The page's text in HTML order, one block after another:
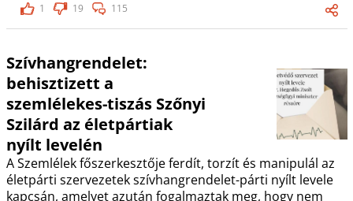
1
19 115
Szívhangrendelet:
behisztizett a
szemlélekes-tiszás Szőnyi
Szilárd az életpártiak
nyílt levelén
A Szemlélek főszerkesztője ferdít, torzít és manipulál az
életpárti szervezetek szívhangrendelet-párti nyílt levele
kapcsán, amelyet azután fogalmaztak meg, hogy nem